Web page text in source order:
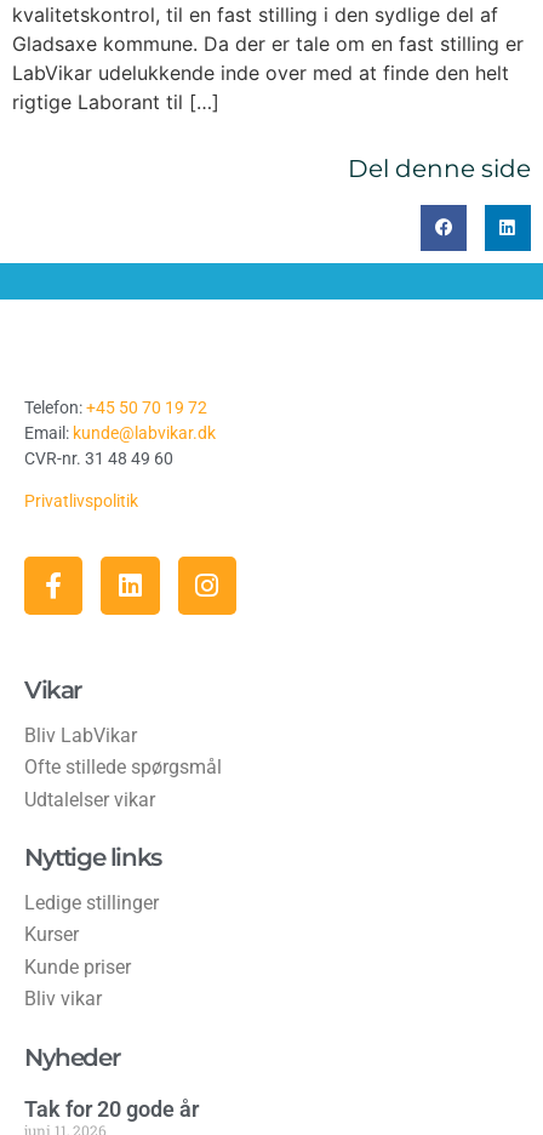
kvalitetskontrol, til en fast stilling i den sydlige del af
Gladsaxe kommune. Da der er tale om en fast stilling er
LabVikar udelukkende inde over med at finde den helt
rigtige Laborant til […]
Del denne side
Telefon:+45 50 70 19 72
Email: kunde@labvikar.dk
CVR-nr. 31 48 49 60
Privatlivspolitik
Vikar
Bliv LabVikar
Ofte stillede spørgsmål
Udtalelser vikar
Nyttige links
Ledige stillinger
Kurser
Kunde priser
Bliv vikar
Nyheder
Tak for 20 gode år
juni 11, 2026